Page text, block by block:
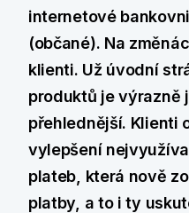
internetové
(občané). Na
klienti. Už úvodní
produktů je výrazně
přehlednější. Klienti
vylepšení
plateb, která nově
platby, a to i ty